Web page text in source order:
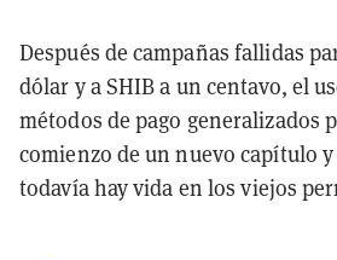
Después de campañas fallidas
dólar y a SHIB a un centavo, el
métodos de pago generalizados
comienzo de un nuevo capítulo
todavía hay vida en los viejos